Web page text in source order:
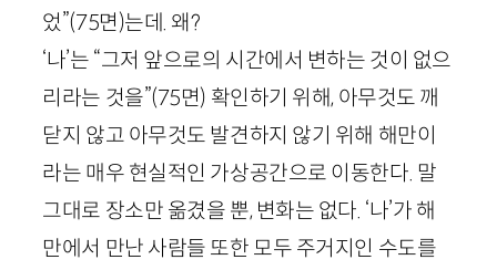
었”(75면)는데. 왜?
‘나’는 “그저 앞으로의 시간에서 변하는 것이 없으
리라는 것을”(75면) 확인하기 위해, 아무것도 깨
닫지 않고 아무것도 발견하지 않기 위해 해만이
라는 매우 현실적인 가상공간으로 이동한다. 말
그대로 장소만 옮겼을 뿐, 변화는 없다. ‘나’가 해
만에서 만난 사람들 또한 모두 주거지인 수도를